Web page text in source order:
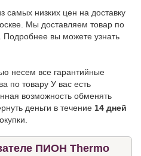
самых низких цен на доставку
Мы доставляем товар по
Подробнее вы можете узнать
несем все гарантийные
по товару У вас есть
возможность обменять
деньги в течение 14 дней
ПИОН Thermo